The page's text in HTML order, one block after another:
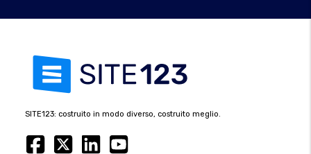
SITE123: costruito in modo diverso, costruito meglio.